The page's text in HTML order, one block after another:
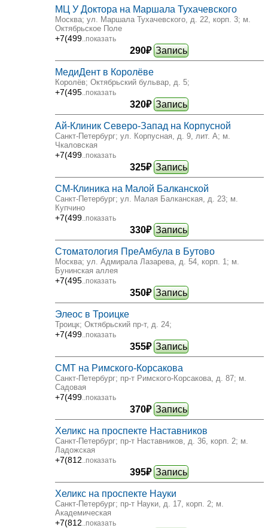
МЦ У Доктора на Маршала Тухачевского
Москва; ул. Маршала Тухачевского, д. 22, корп. 3; м.
Октябрьское Поле
+7(499..показать
290₽ Запись
МедиДент в Королёве
Королёв; Октябрьский бульвар, д. 5;
+7(495..показать
320₽ Запись
Ай-Клиник Северо-Запад на Корпусной
Санкт-Петербург; ул. Корпусная, д. 9, лит. А; м.
Чкаловская
+7(499..показать
325₽ Запись
СМ-Клиника на Малой Балканской
Санкт-Петербург; ул. Малая Балканская, д. 23; м.
Купчино
+7(499..показать
330₽ Запись
Стоматология ПреАмбула в Бутово
Москва; ул. Адмирала Лазарева, д. 54, корп. 1 ; м.
Бунинская аллея
+7(495..показать
350₽ Запись
Элеос в Троицке
Троицк; Октябрьский пр-т, д. 24;
+7(499..показать
355₽ Запись
СМТ на Римского-Корсакова
Санкт-Петербург; пр-т Римского-Корсакова, д. 87; м.
Садовая
+7(499..показать
370₽ Запись
Хеликс на проспекте Наставников
Санкт-Петербург; пр-т Наставников, д. 36, корп. 2; м.
Ладожская
+7(812 ..показать
395₽ Запись
Хеликс на проспекте Науки
Санкт-Петербург; пр-т Науки, д. 17, корп. 2; м.
Академическая
+7(812 ..показать